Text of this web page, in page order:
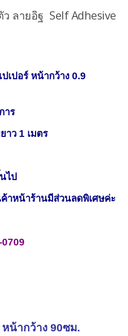
ว ลายอิฐ Self Adhesive
เปอร์ หน้ากว้าง 0.9
าร
าว 1 เมตร
ไป
าหน้าร้านมีส่วนลดพิเศษค่ะ
หน้ากว้าง 90ซม.